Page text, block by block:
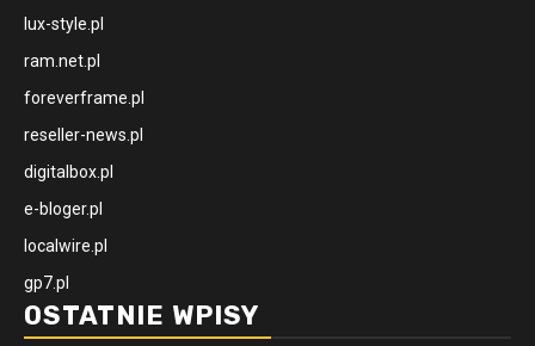
lux-style.pl
ram.net.pl
foreverframe.pl
reseller-news.pl
digitalbox.pl
e-bloger.pl
localwire.pl
gp7.pl
OSTATNIE WPISY